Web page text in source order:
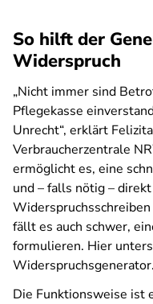
So hilft der
Widerspruch
„Nicht immer sind
Pflegekasse
Unrecht“, erklärt
Verbraucherzentrale
ermöglicht es, eine
und – falls nötig –
fällt es auch schwer,
formulieren. Hier
Die Funktionsweise ist